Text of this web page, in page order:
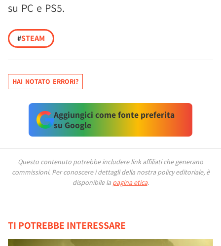
su PC e PS5.
#STEAM
HAI NOTATO ERRORI?
Aggiungici come fonte preferita
su Google
Questo contenuto potrebbe includere link affiliati che generano
commissioni. Per conoscere i dettagli della nostra policy editoriale, è
disponibile la pagina etica.
TI POTREBBE INTERESSARE